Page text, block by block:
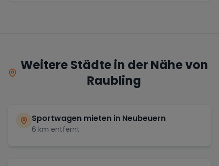
Weitere Städte in der Nähe von
Raubling
Sportwagen mieten in Neubeuern
6 km entfernt